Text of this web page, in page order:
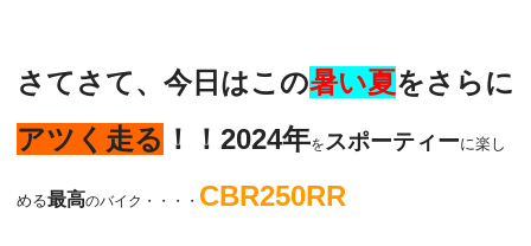
さてさて、今日はこの暑い夏をさらに
アツく走る ！！2024年を スポーティーに楽し
める最高のバイク・・・・ CBR250RR